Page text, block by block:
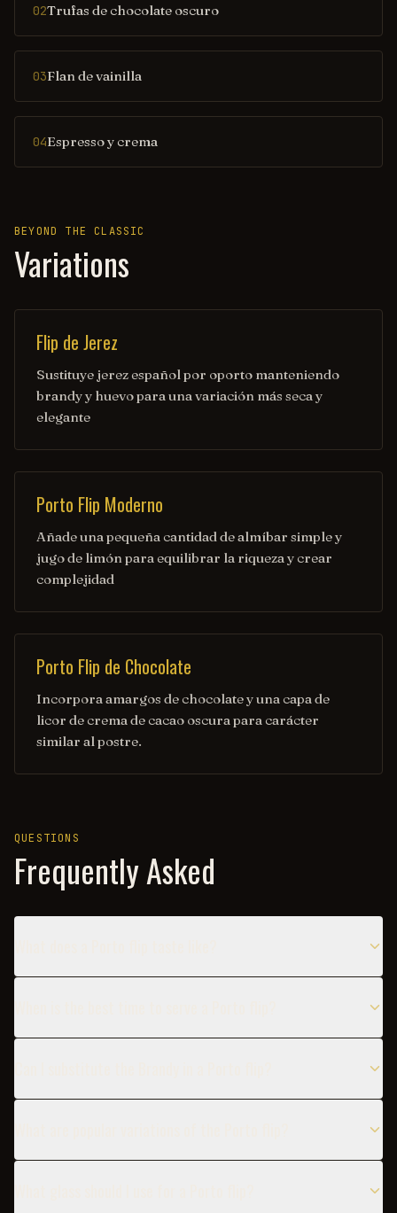
02Trufas de chocolate oscuro
03Flan de vainilla
04Espresso y crema
BEYOND THE CLASSIC
Variations
Flip de Jerez
Sustituye jerez español por oporto manteniendo
brandy y huevo para una variación más seca y
elegante
Porto Flip Moderno
Añade una pequeña cantidad de almíbar simple y
jugo de limón para equilibrar la riqueza y crear
complejidad
Porto Flip de Chocolate
Incorpora amargos de chocolate y una capa de
licor de crema de cacao oscura para carácter
similar al postre.
QUESTIONS
Frequently Asked